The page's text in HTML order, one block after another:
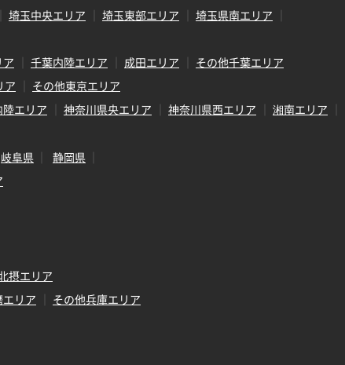
埼玉中央エリア 埼玉東部エリア
埼玉県南エリア
千葉内陸エリア 成田エリア
その他千葉エリア
ア
その他東京エリア
エリア 神奈川県央エリア 神奈川県西エリア
湘南エリア
岐阜県
静岡県
摂エリア
リア
その他兵庫エリア